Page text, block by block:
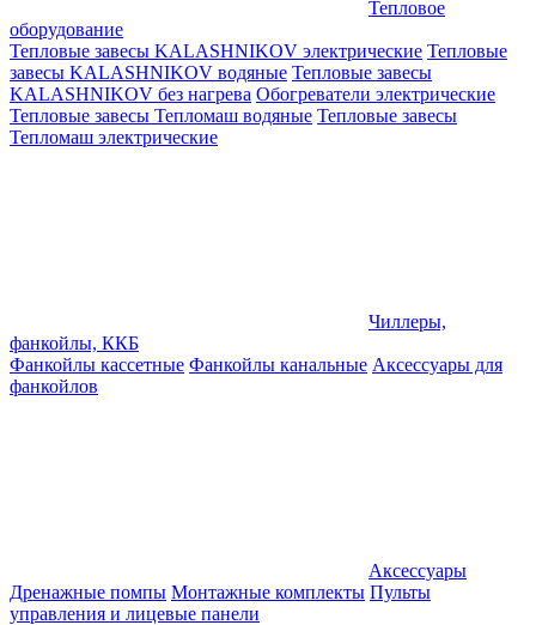
Тепловое
оборудование
Тепловые завесы KALASHNIKOV электрические Тепловые
завесы KALASHNIKOV водяные Тепловые завесы
KALASHNIKOV без нагрева Обогреватели электрические
Тепловые завесы Тепломаш водяные Тепловые завесы
Тепломаш электрические
Чиллеры,
фанкойлы, ККБ
Фанкойлы кассетные Фанкойлы канальные Аксессуары для
фанкойлов
Аксессуары
Дренажные помпы Монтажные комплекты Пульты
управления и лицевые панели